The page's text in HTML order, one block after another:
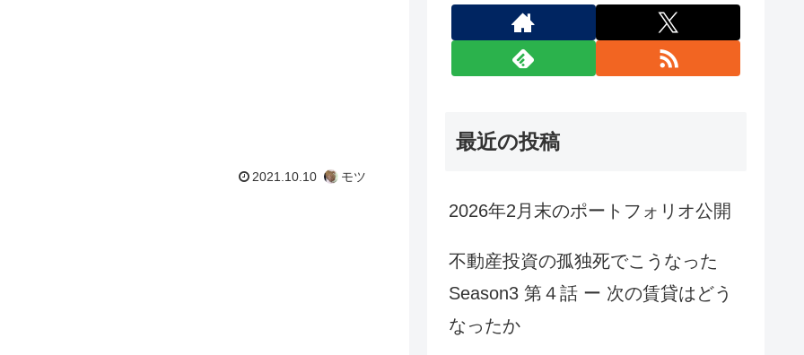
2021.10.10 モツ
最近の投稿
2026年2月末のポートフォリオ公開
不動産投資の孤独死でこうなった
Season3 第４話 ー 次の賃貸はどう
なったか